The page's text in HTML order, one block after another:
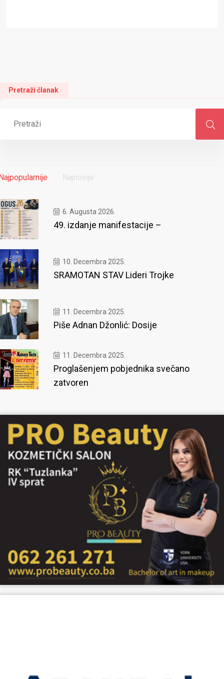
Pretraži članak
Najnovije
6. Augusta 2026.
49. izdanje manifestacije –
10. Decembra 2025.
SRAMOTAN STAV Lideri Trojke
11. Decembra 2025.
Piše Adnan Džonlić: Dosije
11. Decembra 2025.
Proglašenjem pobjednika svečano
zatvoren